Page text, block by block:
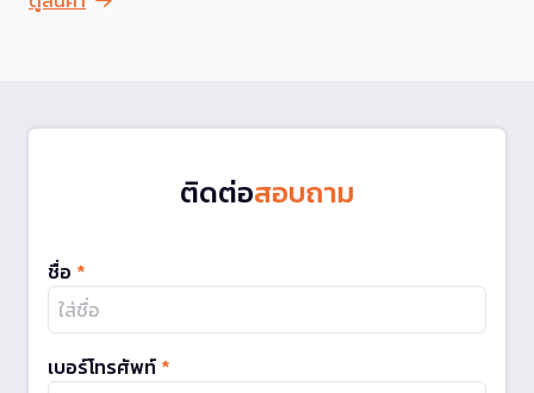
ติดต่อสอบถาม
ชื่อ *
เบอร์โทรศัพท์ *